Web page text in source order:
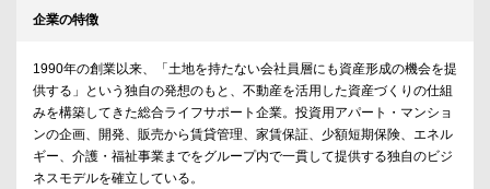
企業の特徴
1990年の創業以来、「土地を持たない会社員層にも資産形成の機会を提
供する」という独自の発想のもと、不動産を活用した資産づくりの仕組
みを構築してきた総合ライフサポート企業。投資用アパート・マンショ
ンの企画、開発、販売から賃貸管理、家賃保証、少額短期保険、エネル
ギー、介護・福祉事業までをグループ内で一貫して提供する独自のビジ
ネスモデルを確立している。